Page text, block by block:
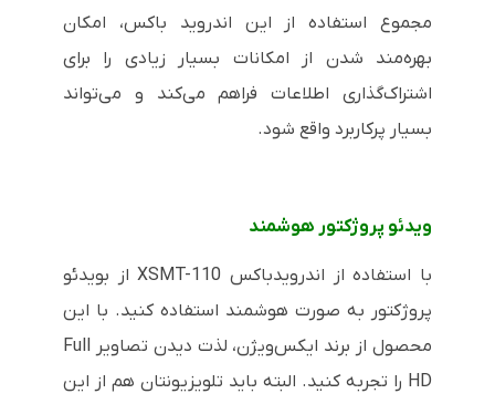
مجموع استفاده از این اندروید باکس، امکان
بهره‌مند شدن از امکانات بسیار زیادی را برای
اشتراک‌گذاری اطلاعات فراهم می‌کند و می‌تواند
بسیار پرکاربرد واقع شود.
ویدئو پروژکتور هوشمند
با استفاده از اندرویدباکس XSMT-110 از بویدئو
پروژکتور به صورت هوشمند استفاده کنید. با این
محصول از برند ایکس‌ویژن، لذت دیدن تصاویر Full
HD را تجربه کنید. البته باید تلویزیونتان هم از این